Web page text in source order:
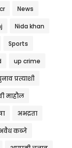
News
Nida khan
Sports
up crime
प्रत्याशी
माहौल
अभद्रता
कब्जे